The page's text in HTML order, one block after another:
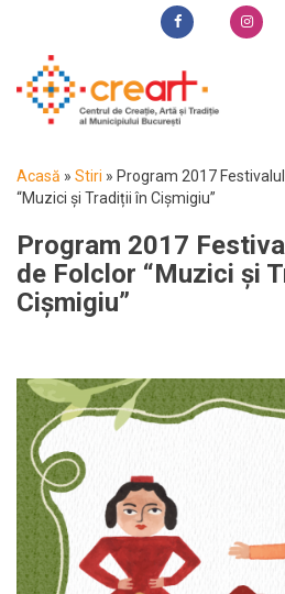
Acasă » Stiri » Program 2017
“Muzici și Tradiții în Cișmigiu”
Program 2017
de Folclor “Muzici și
Cișmigiu”